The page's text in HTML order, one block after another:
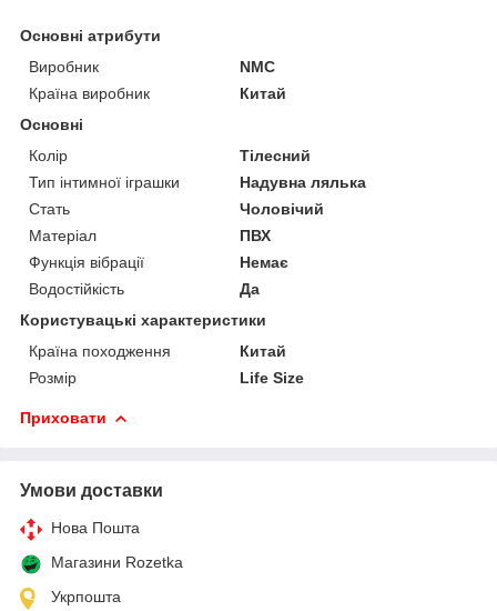
Основні атрибути
Виробник
NMC
Країна виробник
Китай
Основні
Колір
Тілесний
Тип інтимної іграшки
Надувна лялька
Стать
Чоловічий
Матеріал
ПВХ
Функція вібрації
Немає
Водостійкість
Да
Користувацькі характеристики
Країна походження
Китай
Розмір
Life Size
Приховати
Умови доставки
Нова Пошта
Магазини Rozetka
Укрпошта